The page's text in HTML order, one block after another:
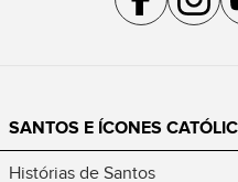
SANTOS E ÍCONES
Histórias de Santos